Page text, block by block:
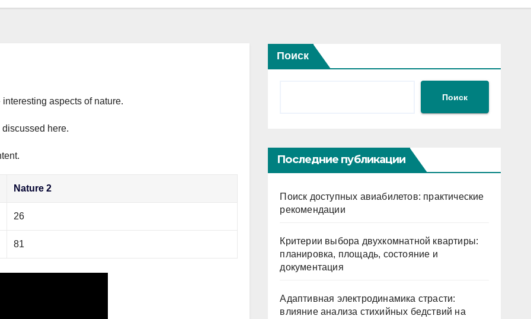
aspects of nature.
here.
Nature 2
26
81
Поиск
Поиск
Последние публикации
Поиск доступных авиабилетов: практические
рекомендации
Критерии выбора двухкомнатной квартиры:
планировка, площадь, состояние и
документация
Адаптивная электродинамика страсти:
влияние анализа стихийных бедствий на